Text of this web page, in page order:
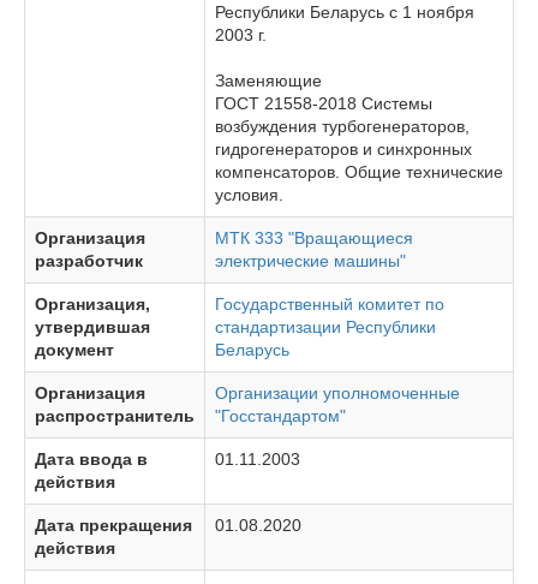
Республики Беларусь с 1 ноября
2003 г.
Заменяющие
ГОСТ 21558-2018 Системы
возбуждения турбогенераторов,
гидрогенераторов и синхронных
компенсаторов. Общие технические
условия.
Организация
разработчик
МТК 333 "Вращающиеся
электрические машины"
Организация,
утвердившая
документ
Государственный комитет по
стандартизации Республики
Беларусь
Организация
распространитель
Организации уполномоченные
"Госстандартом"
Дата ввода в
действия
01.11.2003
Дата прекращения
действия
01.08.2020